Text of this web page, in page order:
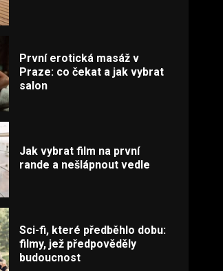
První erotická masáž v
Praze: co čekat a jak vybrat
salon
Jak vybrat film na první
rande a nešlápnout vedle
Sci-fi, které předběhlo dobu:
filmy, jež předpověděly
budoucnost